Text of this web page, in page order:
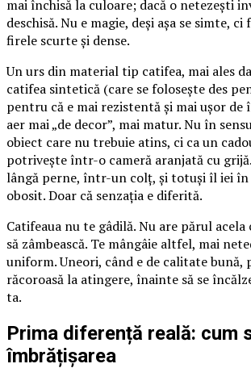
mai închisă la culoare; dacă o netezești
deschisă. Nu e magie, deși așa se simte,
firele scurte și dense.
Un urs din material tip catifea, mai ales
catifea sintetică (care se folosește des
pentru că e mai rezistentă și mai ușor
aer mai „de decor”, mai matur. Nu în
obiect care nu trebuie atins, ci ca un
potrivește într-o cameră aranjată cu
lângă perne, într-un colț, și totuși îl iei în
obosit. Doar că senzația e diferită.
Catifeaua nu te gâdilă. Nu are părul
să zâmbească. Te mângâie altfel, mai
uniform. Uneori, când e de calitate bună,
răcoroasă la atingere, înainte să se
ta.
Prima diferență reală: cum
îmbrățișarea